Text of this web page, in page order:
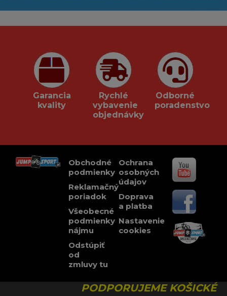
Garancia
kvality
Rychlé
vybavenie
objednávky
Odborné
poradenstvo
Obchodné
podmienky
Reklamačný
poriadok
Všeobecné
podmienky
nájmu
Odstúpiť
od
zmluvy tu
Ochrana
osobných
údajov
Doprava
a platba
Nastavenie
cookies
PODPORUJEME KOŠICKÉ